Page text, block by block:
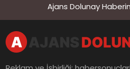
Ajans Dolunay